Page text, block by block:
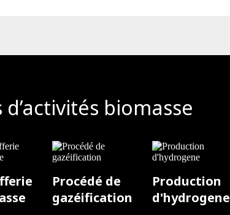
biomasse
Procédé de
gazéification
Production
d'hydrogene